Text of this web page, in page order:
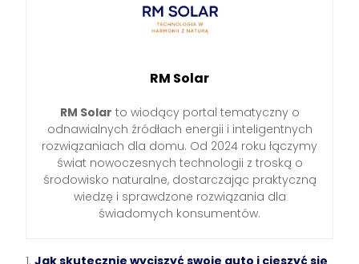
RM Solar
RM Solar to wiodący portal tematyczny o
odnawialnych źródłach energii i inteligentnych
rozwiązaniach dla domu. Od 2024 roku łączymy
świat nowoczesnych technologii z troską o
środowisko naturalne, dostarczając praktyczną
wiedzę i sprawdzone rozwiązania dla
świadomych konsumentów.
Jak skutecznie wyciszyć swoje auto i cieszyć się